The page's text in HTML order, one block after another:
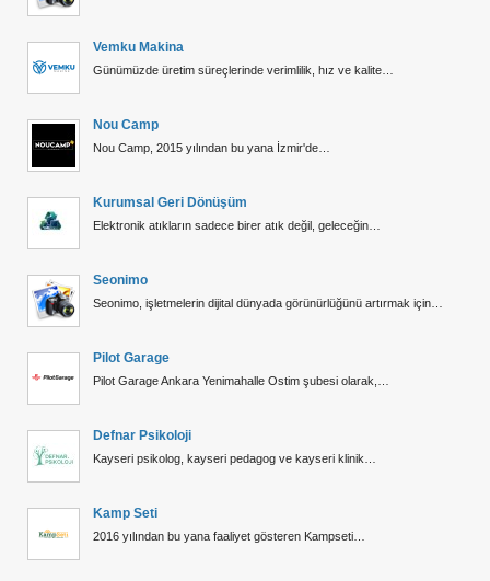
Vemku Makina
Günümüzde üretim süreçlerinde verimlilik, hız ve kalite…
Nou Camp
Nou Camp, 2015 yılından bu yana İzmir'de…
Kurumsal Geri Dönüşüm
Elektronik atıkların sadece birer atık değil, geleceğin…
Seonimo
Seonimo, işletmelerin dijital dünyada görünürlüğünü artırmak için…
Pilot Garage
Pilot Garage Ankara Yenimahalle Ostim şubesi olarak,…
Defnar Psikoloji
Kayseri psikolog, kayseri pedagog ve kayseri klinik…
Kamp Seti
2016 yılından bu yana faaliyet gösteren Kampseti…